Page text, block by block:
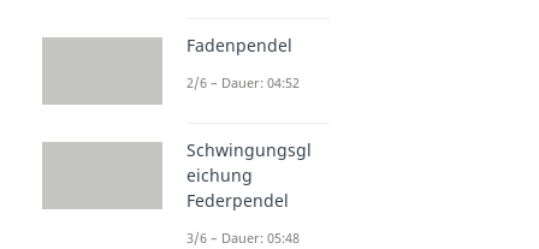
Fadenpendel
2/6 – Dauer: 04:52
Schwingungsgl
eichung
Federpendel
3/6 – Dauer: 05:48